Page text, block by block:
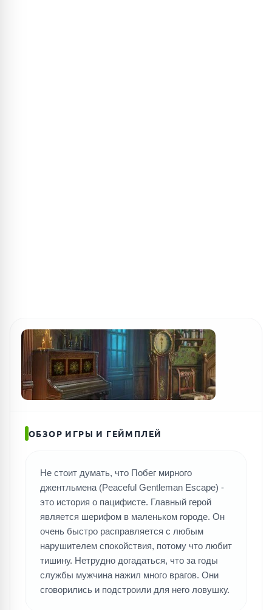
ПОИСК ИГР
ОБЗОР ИГРЫ И ГЕЙМПЛЕЙ
Не стоит думать, что Побег мирного
джентльмена (Peaceful Gentleman Escape) -
это история о пацифисте. Главный герой
является шерифом в маленьком городе. Он
очень быстро расправляется с любым
нарушителем спокойствия, потому что любит
тишину. Нетрудно догадаться, что за годы
службы мужчина нажил много врагов. Они
сговорились и подстроили для него ловушку.